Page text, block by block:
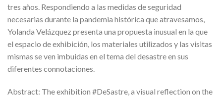
tres años. Respondiendo a las medidas de seguridad
necesarias durante la pandemia histórica que atravesamos,
Yolanda Velázquez presenta una propuesta inusual en la que
el espacio de exhibición, los materiales utilizados y las visitas
mismas se ven imbuidas en el tema del desastre en sus
diferentes connotaciones.
Abstract: The exhibition #DeSastre, a visual reflection on the